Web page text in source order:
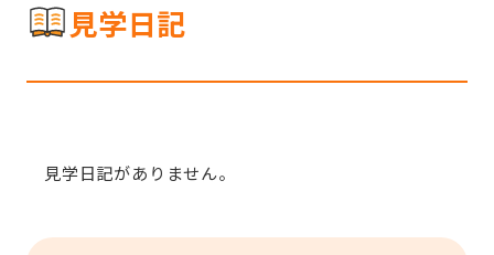
見学日記
見学日記がありません。